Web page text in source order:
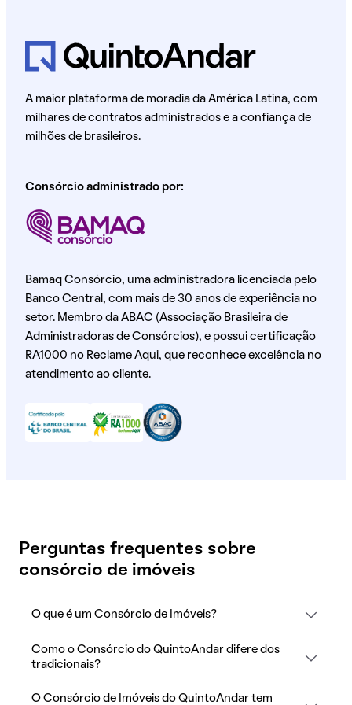
A maior plataforma de moradia da América Latina, com
milhares de contratos administrados e a confiança de
milhões de brasileiros.
Consórcio administrado por:
Bamaq Consórcio, uma administradora licenciada pelo
Banco Central, com mais de 30 anos de experiência no
setor. Membro da ABAC (Associação Brasileira de
Administradoras de Consórcios), e possui certificação
RA1000 no Reclame Aqui, que reconhece excelência no
atendimento ao cliente.
Perguntas frequentes sobre
consórcio de imóveis
O que é um Consórcio de Imóveis?
Como o Consórcio do QuintoAndar difere dos
tradicionais?
O Consórcio de Imóveis do QuintoAndar tem